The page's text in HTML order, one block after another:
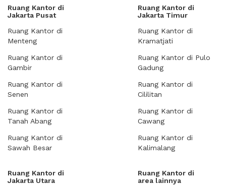
Ruang Kantor di
Jakarta Pusat
Ruang Kantor di
Menteng
Ruang Kantor di
Gambir
Ruang Kantor di
Senen
Ruang Kantor di
Tanah Abang
Ruang Kantor di
Sawah Besar
Ruang Kantor di
Jakarta Timur
Ruang Kantor di
Kramatjati
Ruang Kantor di Pulo
Gadung
Ruang Kantor di
Cililitan
Ruang Kantor di
Cawang
Ruang Kantor di
Kalimalang
Ruang Kantor di
Jakarta Utara
Ruang Kantor di
area lainnya